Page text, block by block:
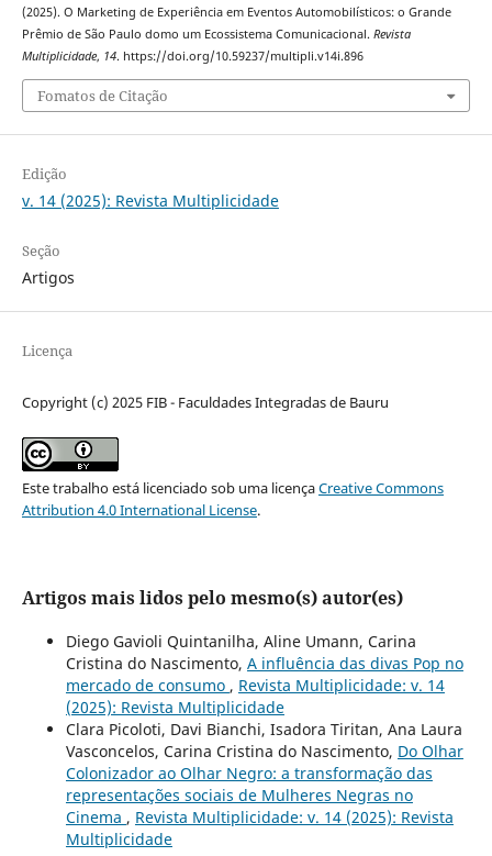
(2025). O Marketing de Experiência em Eventos Automobilísticos: o Grande
Prêmio de São Paulo domo um Ecossistema Comunicacional. Revista
Multiplicidade, 14. https://doi.org/10.59237/multipli.v14i.896
Fomatos de Citação
Edição
v. 14 (2025): Revista Multiplicidade
Seção
Artigos
Licença
Copyright (c) 2025 FIB - Faculdades Integradas de Bauru
Este trabalho está licenciado sob uma licençaCreative Commons
Attribution 4.0 International License.
Artigos mais lidos pelo mesmo(s) autor(es)
Diego Gavioli Quintanilha, Aline Umann, Carina
Cristina do Nascimento, A influência das divas Pop no
mercado de consumo , Revista Multiplicidade: v. 14
(2025): Revista Multiplicidade
Clara Picoloti, Davi Bianchi, Isadora Tiritan, Ana Laura
Vasconcelos, Carina Cristina do Nascimento, Do Olhar
Colonizador ao Olhar Negro: a transformação das
representações sociais de Mulheres Negras no
Cinema , Revista Multiplicidade: v. 14 (2025): Revista
Multiplicidade